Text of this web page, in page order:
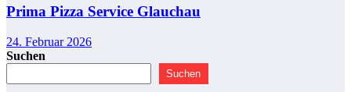
Prima Pizza Service Glauchau
24. Februar 2026
Suchen
Suchen